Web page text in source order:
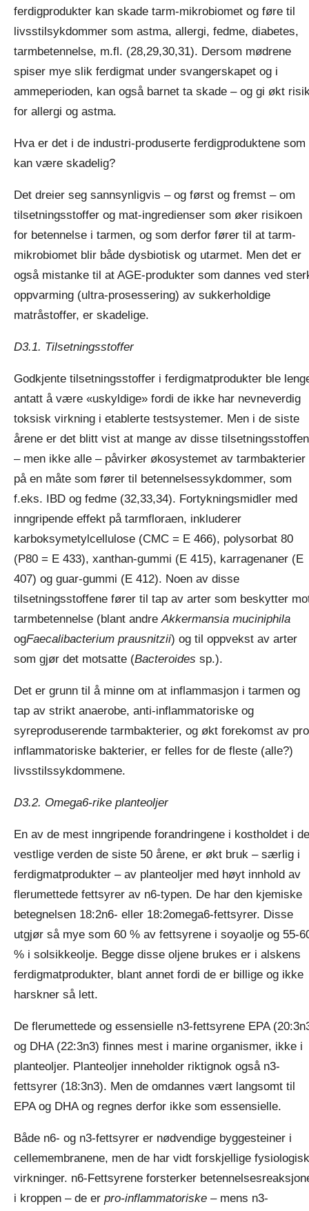
ferdigprodukter kan skade tarm-mikrobiomet og føre til
livsstilsykdommer som astma, allergi, fedme, diabetes,
tarmbetennelse, m.fl. (28,29,30,31). Dersom mødrene
spiser mye slik ferdigmat under svangerskapet og i
ammeperioden, kan også barnet ta skade – og gi økt
for allergi og astma.
Hva er det i de industri-produserte ferdigproduktene som
kan være skadelig?
Det dreier seg sannsynligvis – og først og fremst – om
tilsetningsstoffer og mat-ingredienser som øker risikoen
for betennelse i tarmen, og som derfor fører til at tarm-
mikrobiomet blir både dysbiotisk og utarmet. Men det er
også mistanke til at AGE-produkter som dannes ved
oppvarming (ultra-prosessering) av sukkerholdige
matråstoffer, er skadelige.
D3.1. Tilsetningsstoffer
Godkjente tilsetningsstoffer i ferdigmatprodukter ble
antatt å være «uskyldige» fordi de ikke har nevneverdig
toksisk virkning i etablerte testsystemer. Men i de siste
årene er det blitt vist at mange av disse
– men ikke alle – påvirker økosystemet av tarmbakterier
på en måte som fører til betennelsessykdommer, som
f.eks. IBD og fedme (32,33,34). Fortykningsmidler med
inngripende effekt på tarmfloraen, inkluderer
karboksymetylcellulose (CMC = E 466), polysorbat 80
(P80 = E 433), xanthan-gummi (E 415), karragenaner (E
407) og guar-gummi (E 412). Noen av disse
tilsetningsstoffene fører til tap av arter som beskytter
tarmbetennelse (blant andreAkkermansia muciniphila
ogFaecalibacterium prausnitzii) og til oppvekst av arter
som gjør det motsatte (Bacteroides sp.).
Det er grunn til å minne om at inflammasjon i tarmen og
tap av strikt anaerobe, anti-inflammatoriske og
syreproduserende tarmbakterier, og økt forekomst av
inflammatoriske bakterier, er felles for de fleste (alle?)
livsstilssykdommene.
D3.2. Omega6-rike planteoljer
En av de mest inngripende forandringene i kostholdet i
vestlige verden de siste 50 årene, er økt bruk – særlig i
ferdigmatprodukter – av planteoljer med høyt innhold av
flerumettede fettsyrer av n6-typen. De har den kjemiske
betegnelsen 18:2n6- eller 18:2omega6-fettsyrer. Disse
utgjør så mye som 60 % av fettsyrene i soyaolje og 55-
% i solsikkeolje. Begge disse oljene brukes er i alskens
ferdigmatprodukter, blant annet fordi de er billige og ikke
harskner så lett.
De flerumettede og essensielle n3-fettsyrene EPA
og DHA (22:3n3) finnes mest i marine organismer, ikke i
planteoljer. Planteoljer inneholder riktignok også n3-
fettsyrer (18:3n3). Men de omdannes vært langsomt til
EPA og DHA og regnes derfor ikke som essensielle.
Både n6- og n3-fettsyrer er nødvendige byggesteiner i
cellemembranene, men de har vidt forskjellige
virkninger. n6-Fettsyrene forsterker
i kroppen – de er pro-inflammatoriske – mens n3-